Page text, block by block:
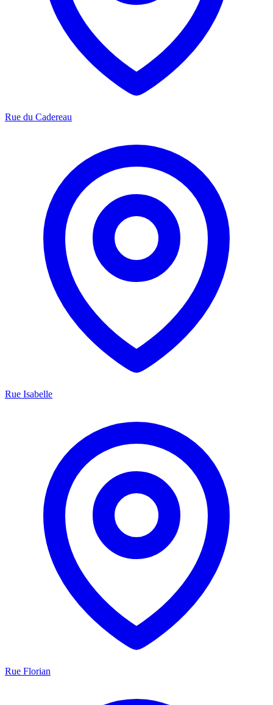
Rue du Cadereau
Rue Isabelle
Rue Florian